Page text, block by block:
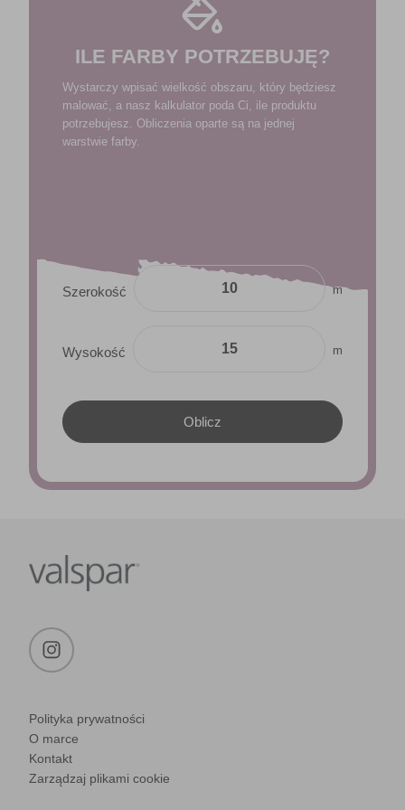
ILE FARBY POTRZEBUJĘ?
Wystarczy wpisać wielkość obszaru, który będziesz
malować, a nasz kalkulator poda Ci, ile produktu
potrzebujesz. Obliczenia oparte są na jednej
warstwie farby.
Szerokość m
Wysokość m
Polityka prywatności
O marce
Kontakt
Zarządzaj plikami cookie